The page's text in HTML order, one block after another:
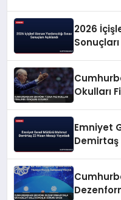
2026
Okulları
Emniyet
Demirtaş